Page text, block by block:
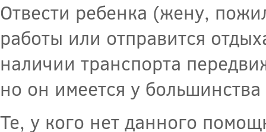
Отвести ребенка (жену,
работы или отправится
наличии транспорта
но он имеется у
Те, у кого нет данного